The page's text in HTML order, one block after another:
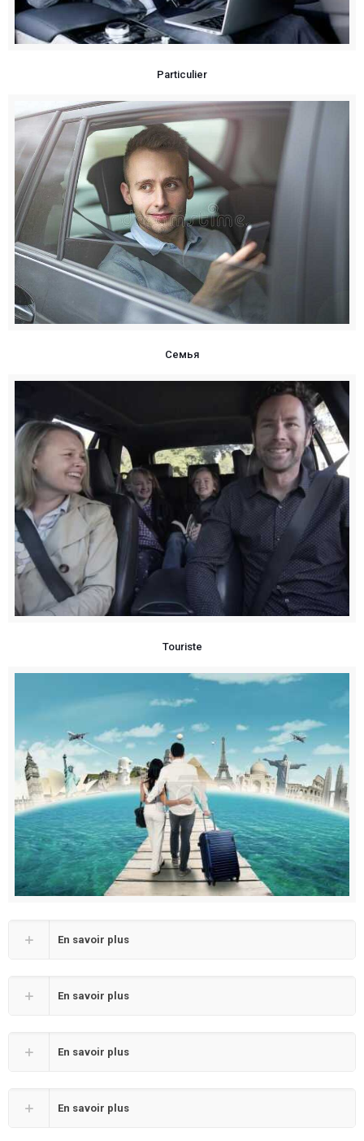
Particulier
Семья
Touriste
En savoir plus
En savoir plus
En savoir plus
En savoir plus